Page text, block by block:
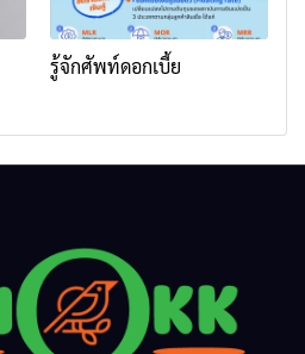
รู้จักศัพท์ดอกเบี้ย